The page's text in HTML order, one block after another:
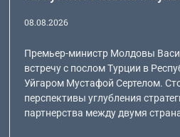
08.08.2026
Премьер-министр Молдовы
встречу с послом Турции в
Уйгаром Мустафой Сертелом.
перспективы углубления
партнерства между двумя